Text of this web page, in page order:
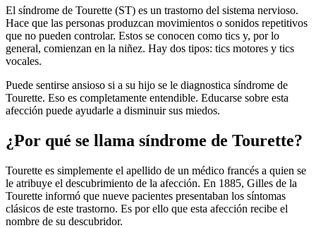
El síndrome de Tourette (ST) es un trastorno del sistema nervioso.
Hace que las personas produzcan movimientos o sonidos repetitivos
que no pueden controlar. Estos se conocen como tics y, por lo
general, comienzan en la niñez. Hay dos tipos: tics motores y tics
vocales.
Puede sentirse ansioso si a su hijo se le diagnostica síndrome de
Tourette. Eso es completamente entendible. Educarse sobre esta
afección puede ayudarle a disminuir sus miedos.
¿Por qué se llama síndrome de Tourette?
Tourette es simplemente el apellido de un médico francés a quien se
le atribuye el descubrimiento de la afección. En 1885, Gilles de la
Tourette informó que nueve pacientes presentaban los síntomas
clásicos de este trastorno. Es por ello que esta afección recibe el
nombre de su descubridor.